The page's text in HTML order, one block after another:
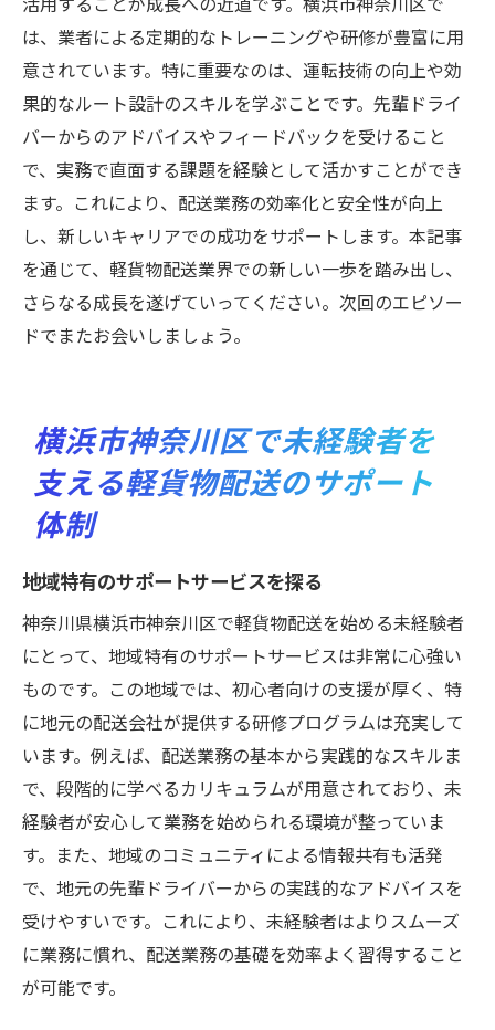
は、業者による定期的なトレーニングや研修が豊富に用
意されています。特に重要なのは、運転技術の向上や効
果的なルート設計のスキルを学ぶことです。先輩ドライ
バーからのアドバイスやフィードバックを受けること
で、実務で直面する課題を経験として活かすことができ
ます。これにより、配送業務の効率化と安全性が向上
し、新しいキャリアでの成功をサポートします。本記事
を通じて、軽貨物配送業界での新しい一歩を踏み出し、
さらなる成長を遂げていってください。次回のエピソー
ドでまたお会いしましょう。
横浜市神奈川区で未経験者を
支える軽貨物配送のサポート
体制
地域特有のサポートサービスを探る
神奈川県横浜市神奈川区で軽貨物配送を始める未経験者
にとって、地域特有のサポートサービスは非常に心強い
ものです。この地域では、初心者向けの支援が厚く、特
に地元の配送会社が提供する研修プログラムは充実して
います。例えば、配送業務の基本から実践的なスキルま
で、段階的に学べるカリキュラムが用意されており、未
経験者が安心して業務を始められる環境が整っていま
す。また、地域のコミュニティによる情報共有も活発
で、地元の先輩ドライバーからの実践的なアドバイスを
受けやすいです。これにより、未経験者はよりスムーズ
に業務に慣れ、配送業務の基礎を効率よく習得すること
が可能です。